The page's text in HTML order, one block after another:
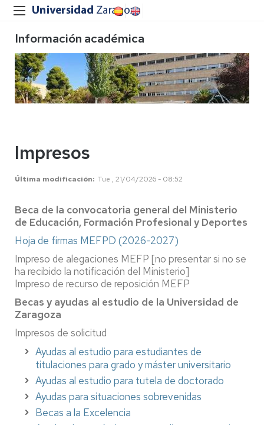
Información académica
Impresos
Última modificación Tue , 21/04/2026 - 08:52
Beca de la convocatoria general del Ministerio
de Educación, Formación Profesional y Deportes
Hoja de firmas MEFPD (2026-2027)
Impreso de alegaciones MEFP [no presentar si no se
ha recibido la notificación del Ministerio]
Impreso de recurso de reposición MEFP
Becas y ayudas al estudio de la Universidad de
Zaragoza
Impresos de solicitud
Ayudas al estudio para estudiantes de
titulaciones para grado y máster universitario
Ayudas al estudio para tutela de doctorado
Ayudas para situaciones sobrevenidas
Becas a la Excelencia